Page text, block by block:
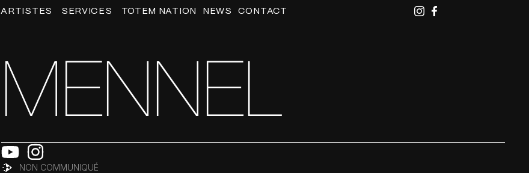
ARTISTES OUVRIR ARTISTES
SERVICES OUVRIR SERVICES
TOTEM NATION NEWS CONTACT
MENNEL
NON COMMUNIQUÉ